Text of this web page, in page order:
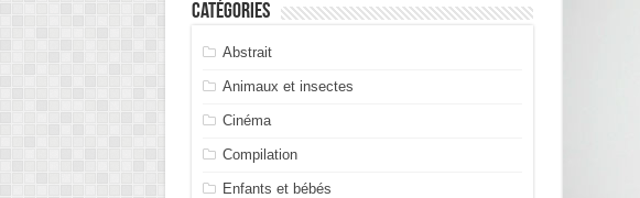
Catégories
Abstrait
Animaux et insectes
Cinéma
Compilation
Enfants et bébés